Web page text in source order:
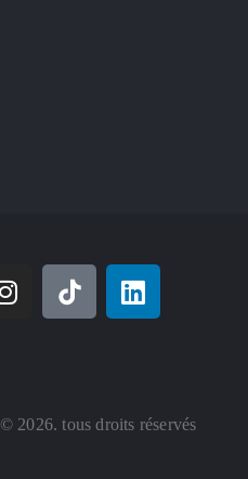
2026. tous droits réservés